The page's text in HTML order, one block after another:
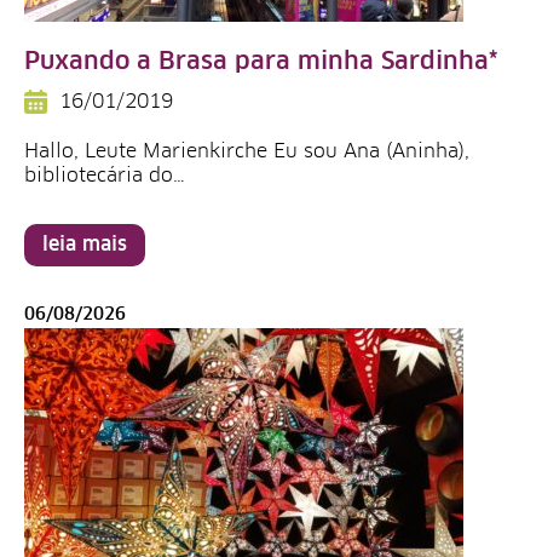
Puxando a Brasa para minha Sardinha*
16/01/2019
Hallo, Leute Marienkirche Eu sou Ana (Aninha),
bibliotecária do…
leia mais
06/08/2026